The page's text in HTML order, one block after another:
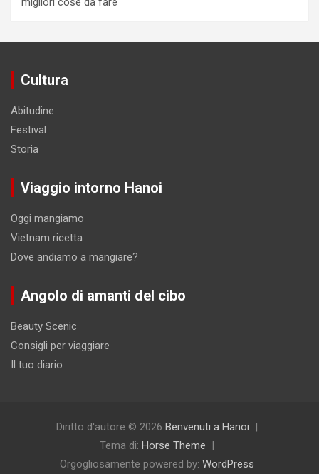
Cultura
Abitudine
Festival
Storia
Viaggio intorno Hanoi
Oggi mangiamo
Vietnam ricetta
Dove andiamo a mangiare?
Angolo di amanti del cibo
Beauty Scenic
Consigli per viaggiare
Il tuo diario
Diritto d'autore © 2026 Benvenuti a Hanoi
Tema di: Horse Theme
Orgogliosamente powered by: WordPress